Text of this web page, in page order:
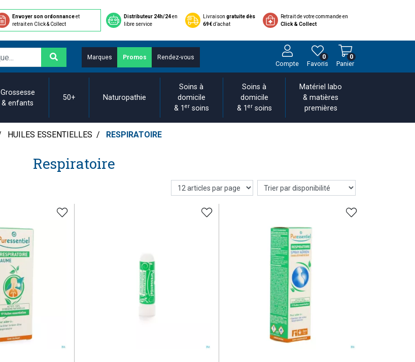
Envoyer son ordonnanceet
retrait en Click & Collect
Distributeur 24h/24en
libre service
Livraisongratuite dès
69€d’achat
Retrait de votre commande en
Click & Collect
Marques Promos Rendez-vous
Compte Favoris
0
Panier
0
Grossesse
& enfants
50+ Naturopathie
Soins à
domicile
& 1 ersoins
Soins à
domicile
& 1 ersoins
Matériel labo
& matières
premières
HUILES ESSENTIELLES RESPIRATOIRE
Respiratoire